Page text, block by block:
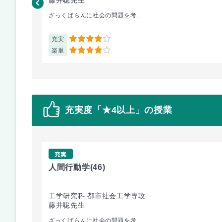
ざっくばらんに社会の問題を考...
充実 4
楽単 4
充実度「★4以上」の授業
充実
人間行動学(46)
工学研究科 都市社会工学専攻
藤井聡先生
ざっくばらんに社会の問題を考...